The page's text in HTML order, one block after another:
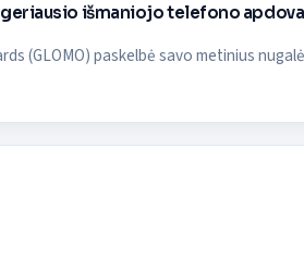
išmaniojo telefono
(GLOMO) paskelbė savo metinius